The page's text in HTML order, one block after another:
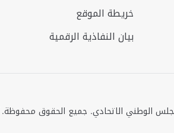
خريطة الموقع
بيان النفاذية الرقمية
الوطني الاتحادي. جميع الحقوق محفوظة.